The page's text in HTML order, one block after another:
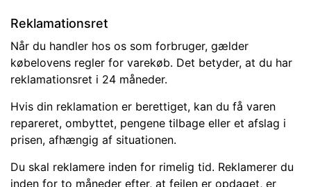
Reklamationsret
Når du handler hos os som forbruger, gælder
købelovens regler for varekøb. Det betyder, at du har
reklamationsret i 24 måneder.
Hvis din reklamation er berettiget, kan du få varen
repareret, ombyttet, pengene tilbage eller et afslag i
prisen, afhængig af situationen.
Du skal reklamere inden for rimelig tid. Reklamerer du
inden for to måneder efter, at fejlen er opdaget, er